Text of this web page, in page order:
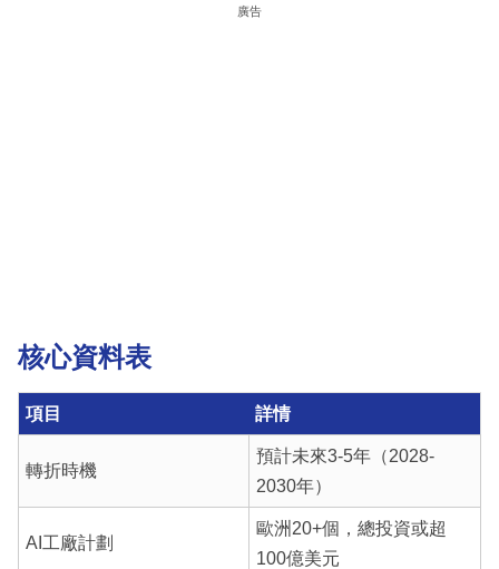
廣告
核心資料表
項目 詳情
轉折時機
預計未來3-5年（2028-
2030年）
AI工廠計劃
歐洲20+個，總投資或超
100億美元